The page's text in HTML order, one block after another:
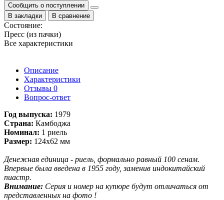
Сообщить о поступлении
В закладки
В сравнение
Состояние:
Пресс (из пачки)
Все характеристики
Описание
Характеристики
Отзывы 0
Вопрос-ответ
Год выпуска: 1979
Страна: Камбоджа
Номинал: 1 риель
Размер: 124х62 мм
Денежная единица - риель, формально равный 100 сенам.
Впервые была введена в 1955 году, заменив индокитайский
пиастр.
Внимание: Серия и номер на купюре будут отличаться от
представленных на фото !